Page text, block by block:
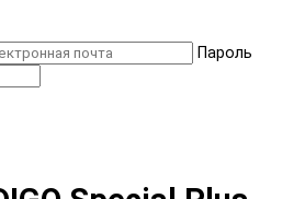
Пароль